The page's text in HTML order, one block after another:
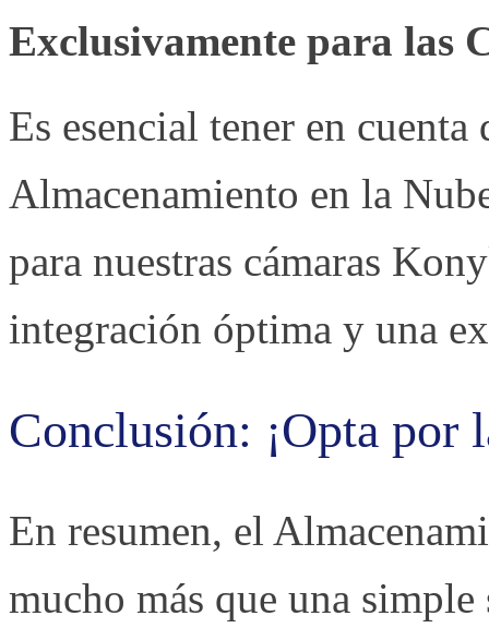
Exclusivamente para las
Es esencial tener en cuenta
Almacenamiento en la
para nuestras cámaras
integración óptima y una
Conclusión: ¡Opta por
En resumen, el
mucho más que una